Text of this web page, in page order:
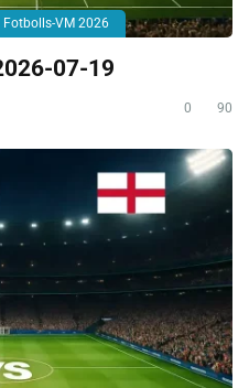
Fotbolls-VM 2026
07-19
0 90